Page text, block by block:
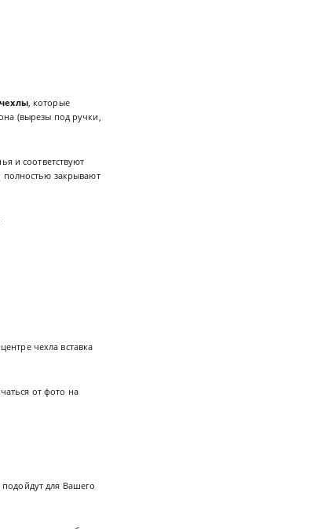
, которые
(вырезы под ручки,
и соответствуют
полностью закрывают
чехла вставка
от фото на
для Вашего